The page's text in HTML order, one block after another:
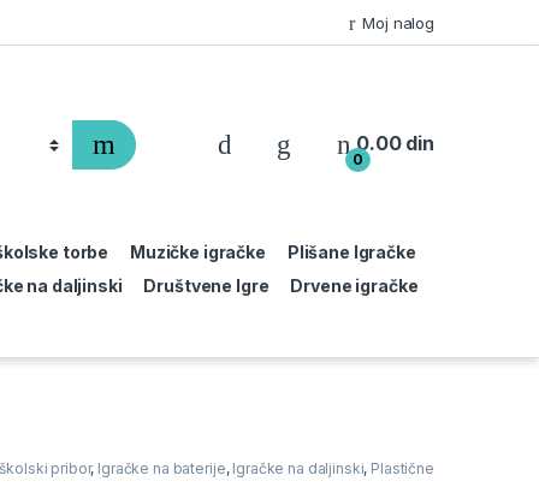
Moj nalog
0
0.00 din
torbe Muzičke igračke
Plišane Igračke
na daljinski Društvene Igre
Drvene igračke
pribor, Igračke na baterije, Igračke na daljinski, Plastične